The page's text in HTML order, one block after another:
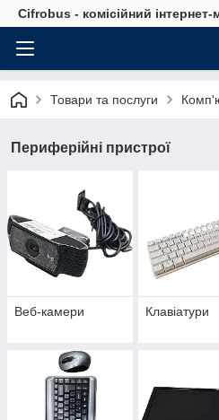
Cifrobus - комiсiйний iнтернет-
Товари та послуги
Периферійні пристрої
Веб-камери Клавіатури